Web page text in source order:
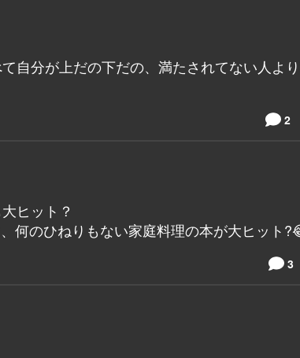
自分が上だの下だの、満たされてない人よ
2
ヒット？
何のひねりもない家庭料理の本が大ヒット
3